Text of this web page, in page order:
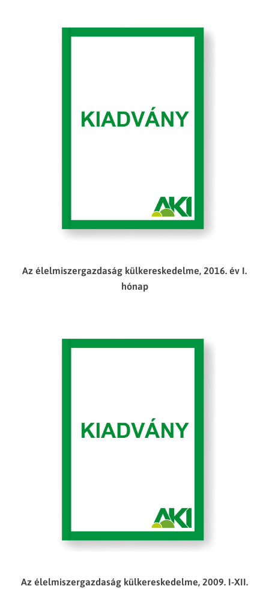
Az élelmiszergazdaság külkereskedelme, 2016. év I.
hónap
Az élelmiszergazdaság külkereskedelme, 2009. I-XII.